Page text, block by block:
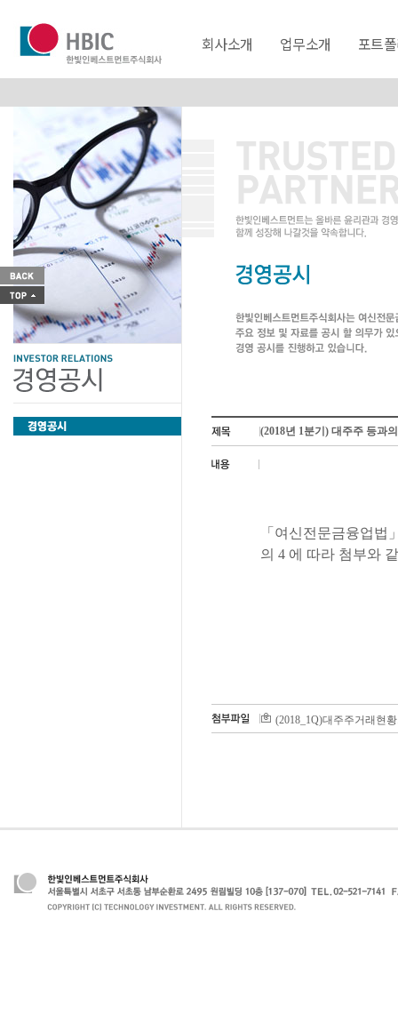
회사소개 업무소개 포트
(2018년 1분기) 대주주 등과
「 여신전문금융업법
의 4 에 따라 첨부와
(2018_1Q)대주주거래현